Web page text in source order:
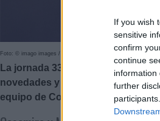
If you wish
sensitive
confirm
continue
information
further
Foto: © imago images / Gribaudi
La jornada 33 arranca esta tarde
novedades y noticias sobre
equipo de Comunio.